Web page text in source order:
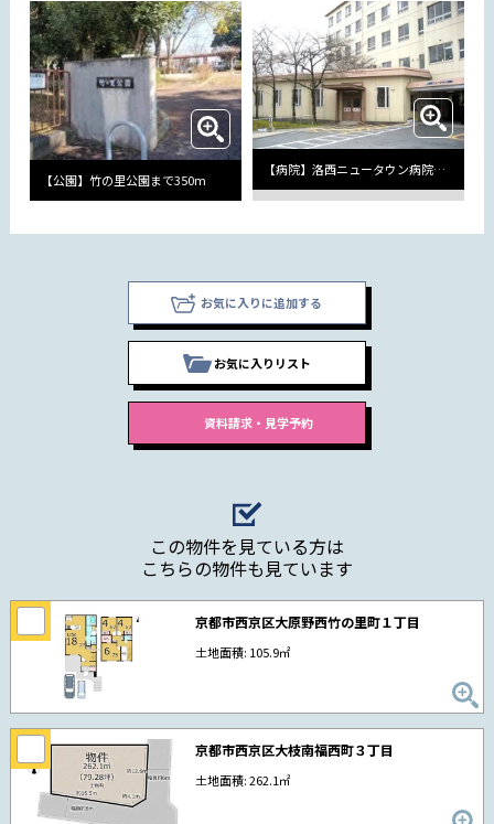
【公園】竹の里公園まで350m
【病院】洛西ニュータウン病院まで1400m
お気に入りに追加する
お気に入りリスト
この物件を見ている方は
こちらの物件も見ています
京都市西京区大原野西竹の里町１丁目
土地面積: 105.9㎡
京都市西京区大枝南福西町３丁目
土地面積: 262.1㎡